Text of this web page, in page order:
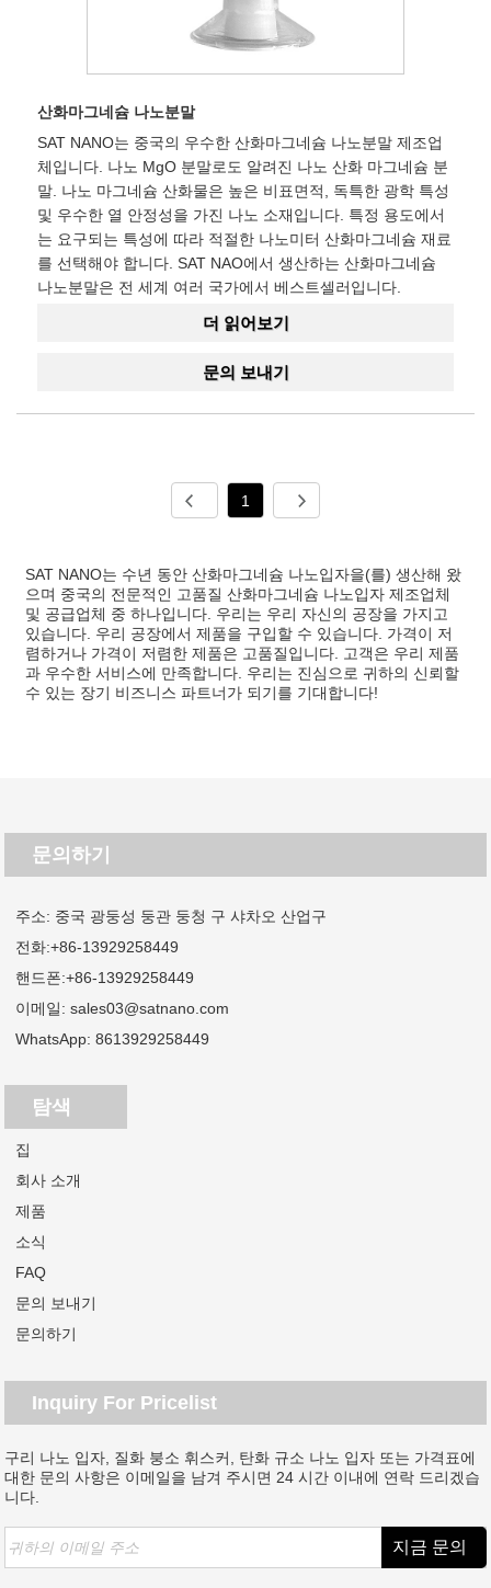
산화마그네슘 나노분말
SAT NANO는 중국의 우수한 산화마그네슘 나노분말 제조업
체입니다. 나노 MgO 분말로도 알려진 나노 산화 마그네슘 분
말. 나노 마그네슘 산화물은 높은 비표면적, 독특한 광학 특성
및 우수한 열 안정성을 가진 나노 소재입니다. 특정 용도에서
는 요구되는 특성에 따라 적절한 나노미터 산화마그네슘 재료
를 선택해야 합니다. SAT NAO에서 생산하는 산화마그네슘
나노분말은 전 세계 여러 국가에서 베스트셀러입니다.
더 읽어보기
문의 보내기
1
SAT NANO는 수년 동안 산화마그네슘 나노입자을(를) 생산해 왔
으며 중국의 전문적인 고품질 산화마그네슘 나노입자 제조업체
및 공급업체 중 하나입니다. 우리는 우리 자신의 공장을 가지고
있습니다. 우리 공장에서 제품을 구입할 수 있습니다. 가격이 저
렴하거나 가격이 저렴한 제품은 고품질입니다. 고객은 우리 제품
과 우수한 서비스에 만족합니다. 우리는 진심으로 귀하의 신뢰할
수 있는 장기 비즈니스 파트너가 되기를 기대합니다!
문의하기
주소: 중국 광둥성 둥관 둥청 구 샤차오 산업구
전화:+86-13929258449
핸드폰:+86-13929258449
이메일:sales03@satnano.com
WhatsApp:8613929258449
탐색
집
회사 소개
제품
소식
FAQ
문의 보내기
문의하기
Inquiry For Pricelist
구리 나노 입자, 질화 붕소 휘스커, 탄화 규소 나노 입자 또는 가격표에
대한 문의 사항은 이메일을 남겨 주시면 24 시간 이내에 연락 드리겠습
니다.